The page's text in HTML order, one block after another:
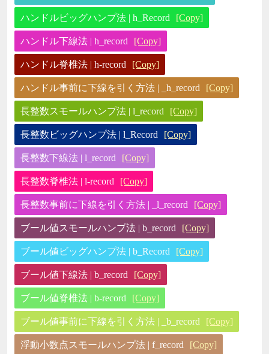
ハンドルビッグハンプ法 | h_Record [Copy]
ハンドル下線法 | h_record [Copy]
ハンドル脊椎法 | h-record [Copy]
ハンドル事前に下線を引く方法 | _h_record [Copy]
長整数スモールハンプ法 | l_record [Copy]
長整数ビッグハンプ法 | l_Record [Copy]
長整数下線法 | l_record [Copy]
長整数脊椎法 | l-record [Copy]
長整数事前に下線を引く方法 | _l_record [Copy]
ブール値スモールハンプ法 | b_record [Copy]
ブール値ビッグハンプ法 | b_Record [Copy]
ブール値下線法 | b_record [Copy]
ブール値脊椎法 | b-record [Copy]
ブール値事前に下線を引く方法 | _b_record [Copy]
浮動小数点スモールハンプ法 | f_record [Copy]